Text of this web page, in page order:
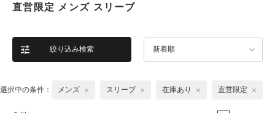
直営限定 メンズ スリーブ
絞り込み検索 新着順
選択中の条件： メンズ スリーブ 在庫あり 直営限定